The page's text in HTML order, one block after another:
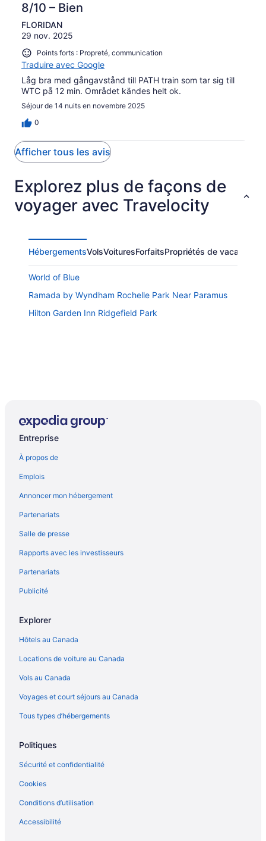
8/10 – Bien
FLORIDAN
29 nov. 2025
Points forts : Propreté, communication
Traduire avec Google
Låg bra med gångavstånd till PATH train som tar sig till
WTC på 12 min. Området kändes helt ok.
Séjour de 14 nuits en novembre 2025
0
Afficher tous les avis
Explorez plus de façons de
voyager avec Travelocity
HébergementsVolsVoituresForfaitsPropriétés de vacances
World of Blue
Ramada by Wyndham Rochelle Park Near Paramus
Hilton Garden Inn Ridgefield Park
Entreprise
À propos de
Emplois
Annoncer mon hébergement
Partenariats
Salle de presse
Rapports avec les investisseurs
Partenariats
Publicité
Explorer
Hôtels au Canada
Locations de voiture au Canada
Vols au Canada
Voyages et court séjours au Canada
Tous types d’hébergements
Politiques
Sécurité et confidentialité
Cookies
Conditions d’utilisation
Accessibilité